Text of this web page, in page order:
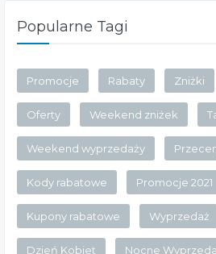
Popularne Tagi
Promocje Rabaty Zniżki
Oferty Weekend zniżek
Weekend wyprzedaży
Kody rabatowe Promocje 2021
Kupony rabatowe Wyprzedaż
Dzień Kobiet Nocne